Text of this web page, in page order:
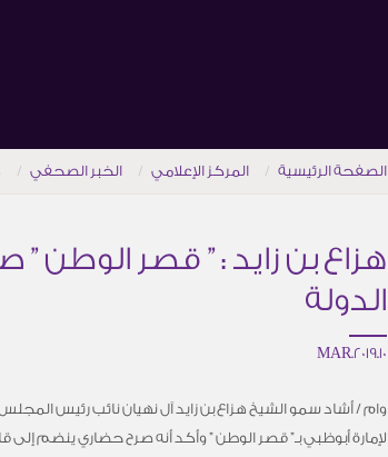
الصفحة الرئيسية المركز الإعلامي الخبر الصحفي
هزاع بن زايد : ” قصر الوطن
الدولة
10.MAR.2019
وام / أشاد سمو الشيخ هزاع بن زايد آل نهيان نائب رئيس
لإمارة أبوظبي بـ” قصر الوطن ” وأكد أنه صرح حضاري ينضم إلى